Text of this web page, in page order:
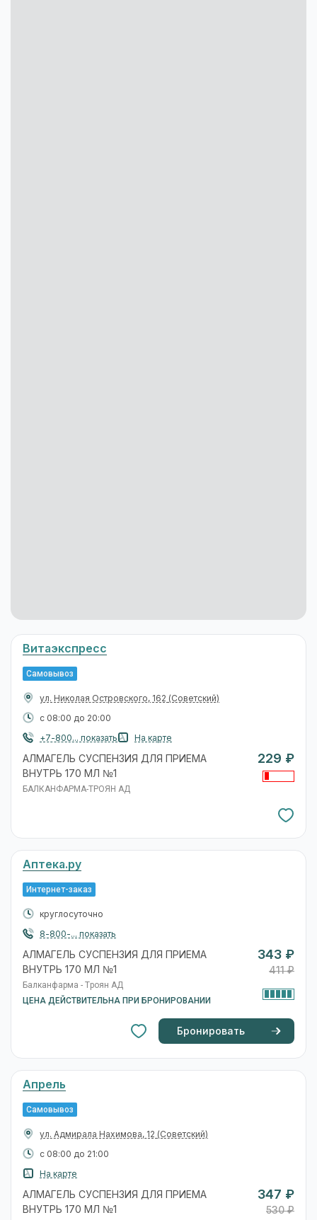
Самовывоз
ул. Николая Островского, 162(Советский)
с 08:00 до 20:00
+7-800... показать
АЛМАГЕЛЬ СУСПЕНЗИЯ ДЛЯ ПРИЕМА
Интернет-заказ
круглосуточно
8-800-... показать
АЛМАГЕЛЬ СУСПЕНЗИЯ ДЛЯ ПРИЕМА
ВНУТРЬ 170 МЛ №1
ЦЕНА ДЕЙСТВИТЕЛЬНА ПРИ БРОНИРОВАНИИ
343 ₽
Бронировать
Самовывоз
ул. Савушкина, 44-В
с 08:00 до 20:00
На карте